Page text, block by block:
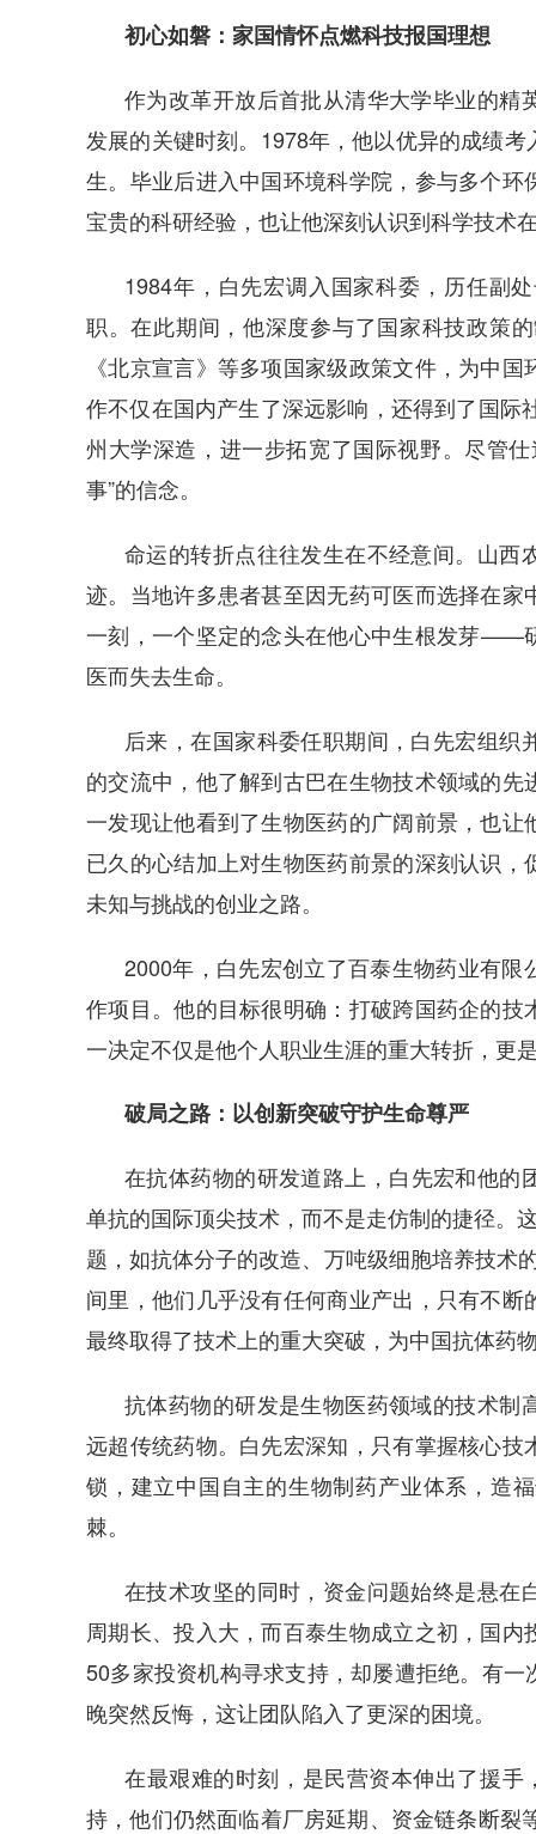
初心如磐：家国情怀点燃科技报国理想
作为改革开放后首批从清华大学毕业的精
发展的关键时刻。1978年，他以优异的成绩
生。毕业后进入中国环境科学院，参与多个
宝贵的科研经验，也让他深刻认识到科学技
1984年，白先宏调入国家科委，历任副
职。在此期间，他深度参与了国家科技政策
《北京宣言》等多项国家级政策文件，为中
作不仅在国内产生了深远影响，还得到了国
州大学深造，进一步拓宽了国际视野。尽管
事”的信念。
命运的转折点往往发生在不经意间。山西
迹。当地许多患者甚至因无药可医而选择在
一刻，一个坚定的念头在他心中生根发芽——
医而失去生命。
后来，在国家科委任职期间，白先宏组
的交流中，他了解到古巴在生物技术领域的
一发现让他看到了生物医药的广阔前景，也
已久的心结加上对生物医药前景的深刻认识
未知与挑战的创业之路。
2000年，白先宏创立了百泰生物药业有
作项目。他的目标很明确：打破跨国药企的
一决定不仅是他个人职业生涯的重大转折，
破局之路：以创新突破守护生命尊严
在抗体药物的研发道路上，白先宏和他
单抗的国际顶尖技术，而不是走仿制的捷径。
题，如抗体分子的改造、万吨级细胞培养技术
间里，他们几乎没有任何商业产出，只有不
最终取得了技术上的重大突破，为中国抗体
抗体药物的研发是生物医药领域的技术制
远超传统药物。白先宏深知，只有掌握核心
锁，建立中国自主的生物制药产业体系，造
棘。
在技术攻坚的同时，资金问题始终是悬在
周期长、投入大，而百泰生物成立之初，国
50多家投资机构寻求支持，却屡遭拒绝。有
晚突然反悔，这让团队陷入了更深的困境。
在最艰难的时刻，是民营资本伸出了援手
持，他们仍然面临着厂房延期、资金链条断